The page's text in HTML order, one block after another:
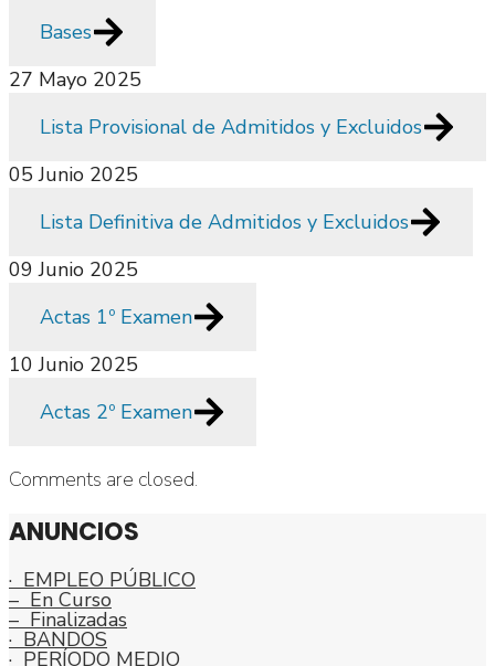
Bases
27 Mayo 2025
Lista Provisional de Admitidos y Excluidos
05 Junio 2025
Lista Definitiva de Admitidos y Excluidos
09 Junio 2025
Actas 1º Examen
10 Junio 2025
Actas 2º Examen
Comments are closed.
ANUNCIOS
· EMPLEO PÚBLICO
– En Curso
– Finalizadas
· BANDOS
· PERÍODO MEDIO